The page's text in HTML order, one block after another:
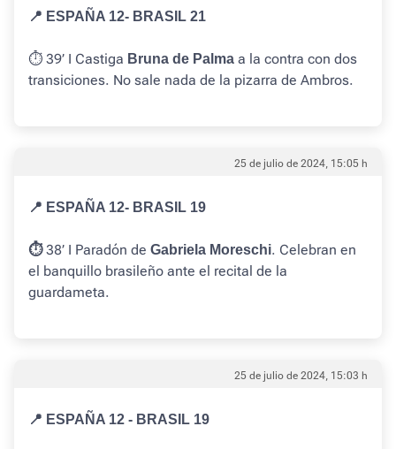
📍 ESPAÑA 12- BRASIL 21
⏱️ 39’ I Castiga Bruna de Palma a la contra con dos
transiciones. No sale nada de la pizarra de Ambros.
25 de julio de 2024, 15:05 h
📍 ESPAÑA 12- BRASIL 19
⏱️38’ I Paradón de Gabriela Moreschi. Celebran en
el banquillo brasileño ante el recital de la
guardameta.
25 de julio de 2024, 15:03 h
📍 ESPAÑA 12 - BRASIL 19